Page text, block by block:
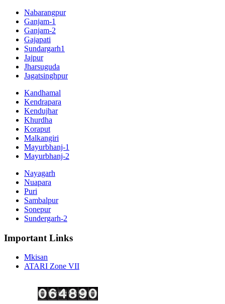
Nabarangpur
Ganjam-1
Ganjam-2
Gajapati
Sundargarh1
Jajpur
Jharsuguda
Jagatsinghpur
Kandhamal
Kendrapara
Kendujhar
Khurdha
Koraput
Malkangiri
Mayurbhanj-1
Mayurbhanj-2
Nayagarh
Nuapara
Puri
Sambalpur
Sonepur
Sundergarh-2
Important Links
Mkisan
ATARI Zone VII